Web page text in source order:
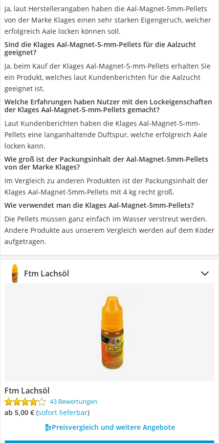
Ja, laut Herstellerangaben haben die Aal-Magnet-5mm-Pellets
von der Marke Klages einen sehr starken Eigengeruch, welcher
erfolgreich Aale locken können soll.
Sind die Klages Aal-Magnet-5-mm-Pellets für die Aalzucht
geeignet?
Ja, beim Kauf der Klages Aal-Magnet-5-mm-Pellets erhalten Sie
ein Produkt, welches laut Kundenberichten für die Aalzucht
geeignet ist.
Welche Erfahrungen haben Nutzer mit den Lockeigenschaften
der Klages Aal-Magnet-5-mm-Pellets gemacht?
Laut Kundenberichten haben die Klages Aal-Magnet-5-mm-
Pellets eine langanhaltende Duftspur, welche erfolgreich Aale
locken kann.
Wie groß ist der Packungsinhalt der Aal-Magnet-5mm-Pellets
von der Marke Klages?
Im Vergleich zu anderen Produkten ist der Packungsinhalt der
Klages Aal-Magnet-5mm-Pellets mit 4 kg recht groß.
Wie verwendet man die Klages Aal-Magnet-5mm-Pellets?
Die Pellets müssen ganz einfach im Wasser verstreut werden.
Andere Produkte aus unserem Vergleich werden auf dem Köder
aufgetragen.
Ftm Lachsöl
Ftm Lachsöl
43 Bewertungen
ab 5,00 € ( Sofort lieferbar)
Preisvergleich und weitere Angebote